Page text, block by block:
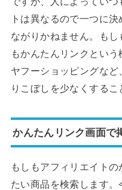
トは異なるので一つに
ながりかねません。も
もかんたんリンクという
ヤフーショッピングな
りこぼしを少なくするこ
かんたんリンク画面で
もしもアフィリエイト
たい商品を検索します。